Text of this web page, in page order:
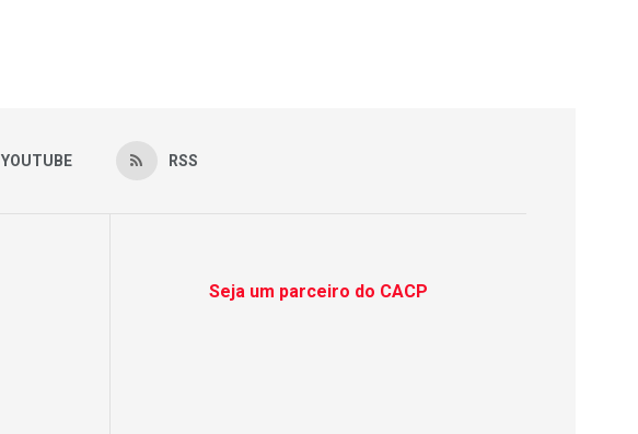
YOUTUBE RSS
Seja um parceiro do CACP